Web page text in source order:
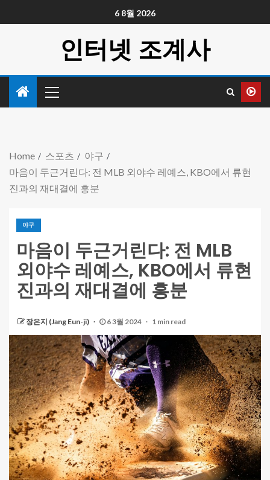
6 8월 2026
인터넷 조계사
Home 스포츠
야구
마음이 두근거린다: 전 MLB 외야수 레예스, KBO에서 류현
진과의 재대결에 흥분
야구
마음이 두근거린다: 전 MLB
외야수 레예스, KBO에서 류현
진과의 재대결에 흥분
장은지 (Jang Eun-ji) 6 3월 2024 1 min read